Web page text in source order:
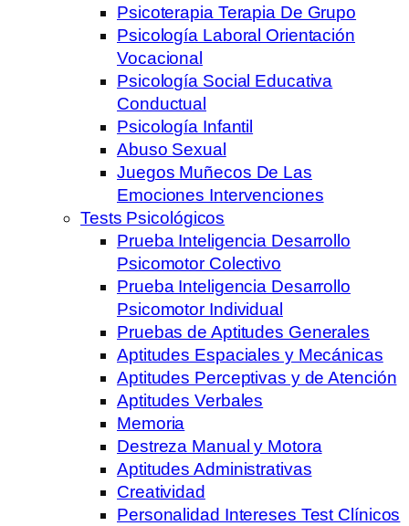
Psicoterapia Terapia De Grupo
Psicología Laboral Orientación
Vocacional
Psicología Social Educativa
Conductual
Psicología Infantil
Abuso Sexual
Juegos Muñecos De Las
Emociones Intervenciones
Tests Psicológicos
Prueba Inteligencia Desarrollo
Psicomotor Colectivo
Prueba Inteligencia Desarrollo
Psicomotor Individual
Pruebas de Aptitudes Generales
Aptitudes Espaciales y Mecánicas
Aptitudes Perceptivas y de Atención
Aptitudes Verbales
Memoria
Destreza Manual y Motora
Aptitudes Administrativas
Creatividad
Personalidad Intereses Test Clínicos